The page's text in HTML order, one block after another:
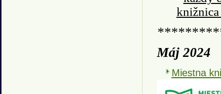
Máj 2024
Miestna